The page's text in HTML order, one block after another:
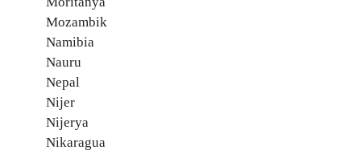
Mozambik
Namibia
Nauru
Nepal
Nijer
Nijerya
Nikaragua